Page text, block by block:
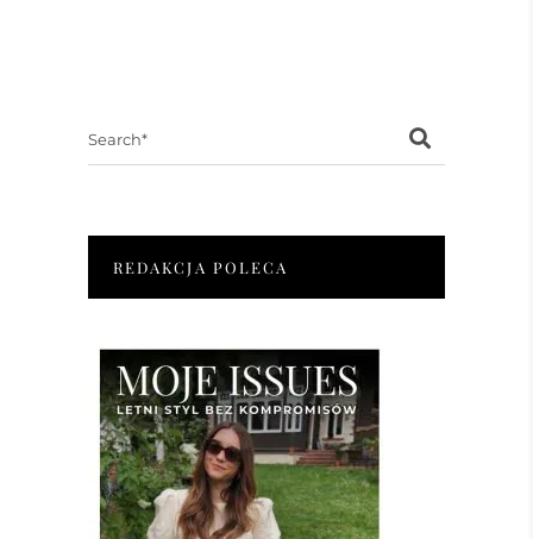
REDAKCJA POLECA